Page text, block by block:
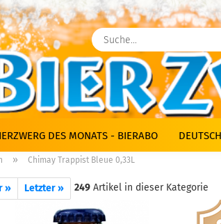
DES MONATS - BIERABO
» Chimay Trappist Bleue 0,33L
» Letzter » 249 Artikel in dieser Kategorie